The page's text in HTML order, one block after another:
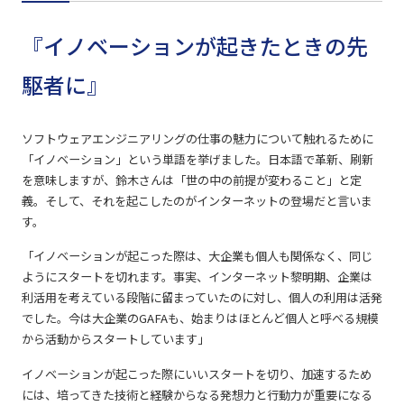
『イノベーションが起きたときの先
駆者に』
ソフトウェアエンジニアリングの仕事の魅力について触れるために
「イノベーション」という単語を挙げました。日本語で革新、刷新
を意味しますが、鈴木さんは「世の中の前提が変わること」と定
義。そして、それを起こしたのがインターネットの登場だと言いま
す。
「イノベーションが起こった際は、大企業も個人も関係なく、同じ
ようにスタートを切れます。事実、インターネット黎明期、企業は
利活用を考えている段階に留まっていたのに対し、個人の利用は活発
でした。今は大企業のGAFAも、始まりはほとんど個人と呼べる規模
から活動からスタートしています」
イノベーションが起こった際にいいスタートを切り、加速するため
には、培ってきた技術と経験からなる発想力と行動力が重要になる